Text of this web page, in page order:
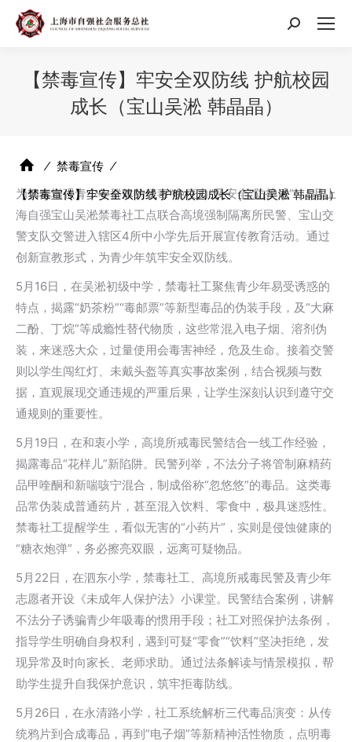
搜
【禁毒宣传】牢安全双防线 护航校园
成长（宝山吴淞 韩晶晶）
⁄ 禁毒宣传 ⁄
【禁毒宣传】牢安全双防线 护航校园成长（宝山吴淞 韩晶晶）
为切实增强青少年群体的禁毒“免疫力”及安全“防护盾”，5月上
海自强宝山吴淞禁毒社工点联合高境强制隔离所民警、宝山交
警支队交警进入辖区4所中小学先后开展宣传教育活动。通过
创新宣教形式，为青少年筑牢安全双防线。‌
5月16日，在吴淞初级中学，禁毒社工聚焦青少年易受诱惑的
特点，揭露“奶茶粉”“毒邮票”等新型毒品的伪装手段，及“大麻
二酚、丁烷”等成瘾性替代物质，这些常混入电子烟、溶剂伪
装，来迷惑大众，过量使用会毒害神经，危及生命。接着交警
则以学生闯红灯、未戴头盔等真实事故案例，结合视频与数
据，直观展现交通违规的严重后果，让学生深刻认识到遵守交
通规则的重要性。
5月19日，在和衷小学，高境所戒毒民警结合一线工作经验，
揭露毒品“花样儿”新陷阱。民警列举，不法分子将管制麻精药
品甲喹酮和新喘咳宁混合，制成俗称“忽悠悠”的毒品。这类毒
品常伪装成普通药片，甚至混入饮料、零食中，极具迷惑性。
禁毒社工提醒学生，看似无害的“小药片”，实则是侵蚀健康的
“糖衣炮弹”，务必擦亮双眼，远离可疑物品。
5月22日，在泗东小学，禁毒社工、高境所戒毒民警及青少年
志愿者开设《未成年人保护法》小课堂。民警结合案例，讲解
不法分子诱骗青少年吸毒的惯用手段；社工对照保护法条例，
指导学生明确自身权利，遇到可疑“零食”“饮料”坚决拒绝，发
现异常及时向家长、老师求助。通过法条解读与情景模拟，帮
助学生提升自我保护意识，筑牢拒毒防线。
5月26日，在永清路小学，社工系统解析三代毒品演变：从传
统鸦片到合成毒品，再到”电子烟”等新精神活性物质，点明毒